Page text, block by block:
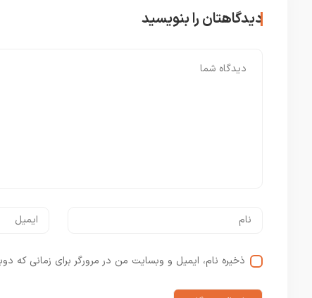
دیدگاهتان را بنویسید
ذخیره نام، ایمیل و وبسایت من در مرورگر برای زمانی که